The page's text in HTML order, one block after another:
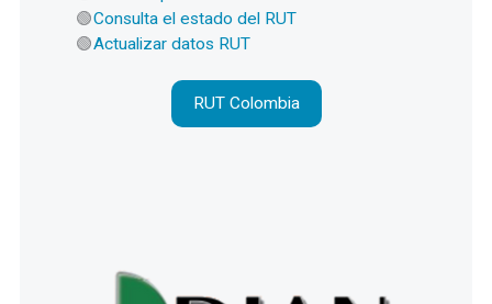
Consulta el estado del RUT
Actualizar datos RUT
RUT Colombia